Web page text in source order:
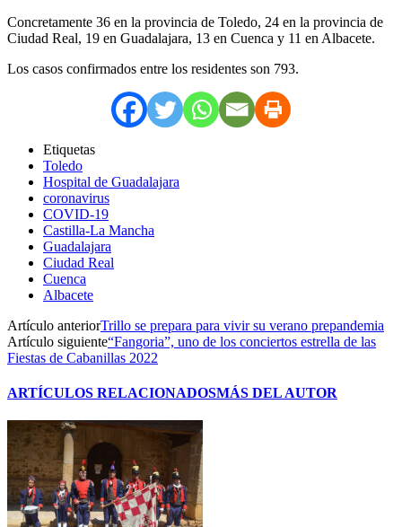
Concretamente 36 en la provincia de Toledo, 24 en la provincia de
Ciudad Real, 19 en Guadalajara, 13 en Cuenca y 11 en Albacete.
Los casos confirmados entre los residentes son 793.
Etiquetas
Toledo
Hospital de Guadalajara
coronavirus
COVID-19
Castilla-La Mancha
Guadalajara
Ciudad Real
Cuenca
Albacete
Artículo anteriorTrillo se prepara para vivir su verano prepandemia
Artículo siguiente“Fangoria”, uno de los conciertos estrella de las
Fiestas de Cabanillas 2022
ARTÍCULOS RELACIONADOSMÁS DEL AUTOR